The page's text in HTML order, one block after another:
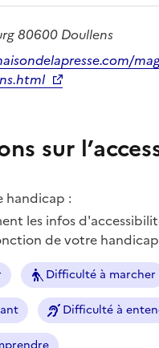
80600 Doullens
sur
handicap :
les infos
de votre handicap
Difficulté à marcher
Difficulté à